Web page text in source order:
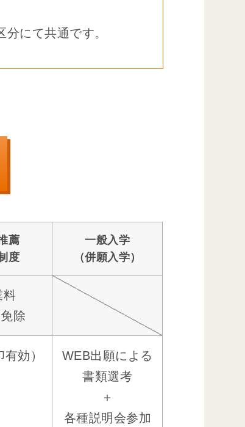
にて共通です。
薦
度
一般入学
（併願入学）
料
除
効）
WEB出願による
書類選考
＋
各種説明会参加